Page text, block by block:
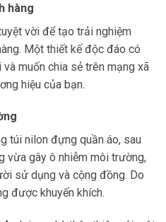
hàng
vời để tạo trải nghiệm
Một thiết kế độc đáo có
và muốn chia sẻ trên mạng xã
hiệu của bạn.
túi nilon đựng quần áo, sau
vừa gây ô nhiễm môi trường,
sử dụng và cộng đồng. Do
được khuyến khích.